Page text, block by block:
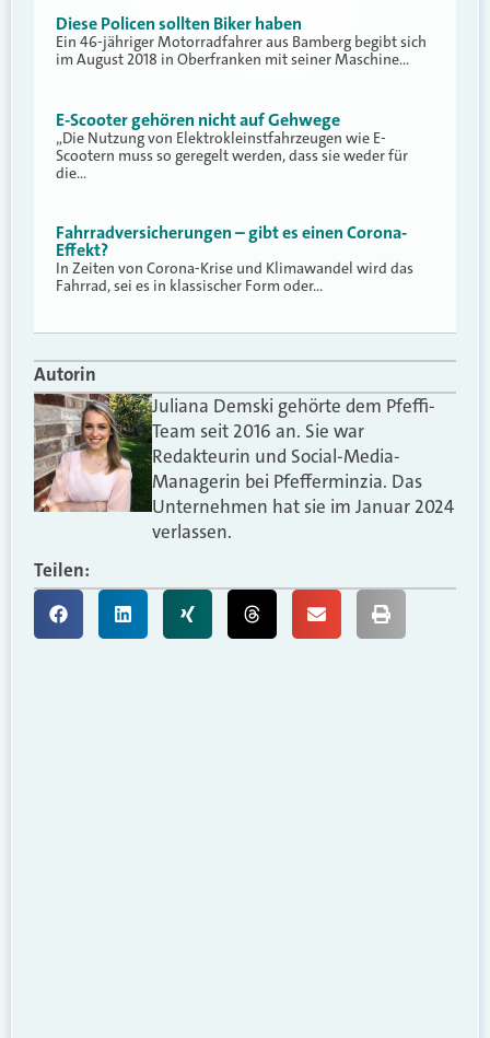
Diese Policen sollten Biker haben
Ein 46-jähriger Motorradfahrer aus Bamberg begibt sich
im August 2018 in Oberfranken mit seiner Maschine…
E-Scooter gehören nicht auf Gehwege
„Die Nutzung von Elektrokleinstfahrzeugen wie E-
Scootern muss so geregelt werden, dass sie weder für
die…
Fahrradversicherungen – gibt es einen Corona-
Effekt?
In Zeiten von Corona-Krise und Klimawandel wird das
Fahrrad, sei es in klassischer Form oder…
Autorin
Juliana Demski gehörte dem Pfeffi-
Team seit 2016 an. Sie war
Redakteurin und Social-Media-
Managerin bei Pfefferminzia. Das
Unternehmen hat sie im Januar 2024
verlassen.
Teilen: